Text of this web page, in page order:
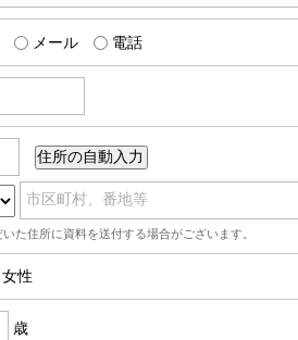
メール 電話
市区町村、番地等
た住所に資料を送付する場合がございます。
女性
歳